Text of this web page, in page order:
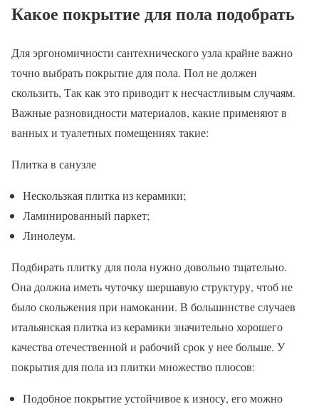
Какое покрытие для пола подобрать
Для эргономичности сантехнического узла крайне важно
точно выбрать покрытие для пола. Пол не должен
скользить, Так как это приводит к несчастливым случаям.
Важные разновидности материалов, какие применяют в
ванных и туалетных помещениях такие:
Плитка в санузле
Нескользкая плитка из керамики;
Ламинированный паркет;
Линолеум.
Подбирать плитку для пола нужно довольно тщательно.
Она должна иметь чуточку шершавую структуру, чтоб не
было скольжения при намокании. В большинстве случаев
итальянская плитка из керамики значительно хорошего
качества отечественной и рабочий срок у нее больше. У
покрытия для пола из плитки множество плюсов:
Подобное покрытие устойчивое к износу, его можно